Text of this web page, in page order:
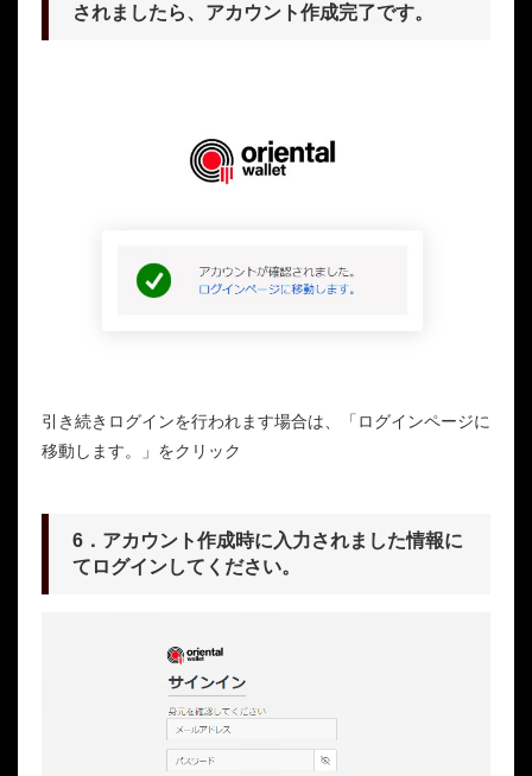
されましたら、アカウント作成完了です。
引き続きログインを行われます場合は、「ログインページに
移動します。」をクリック
6．アカウント作成時に入力されました情報に
てログインしてください。